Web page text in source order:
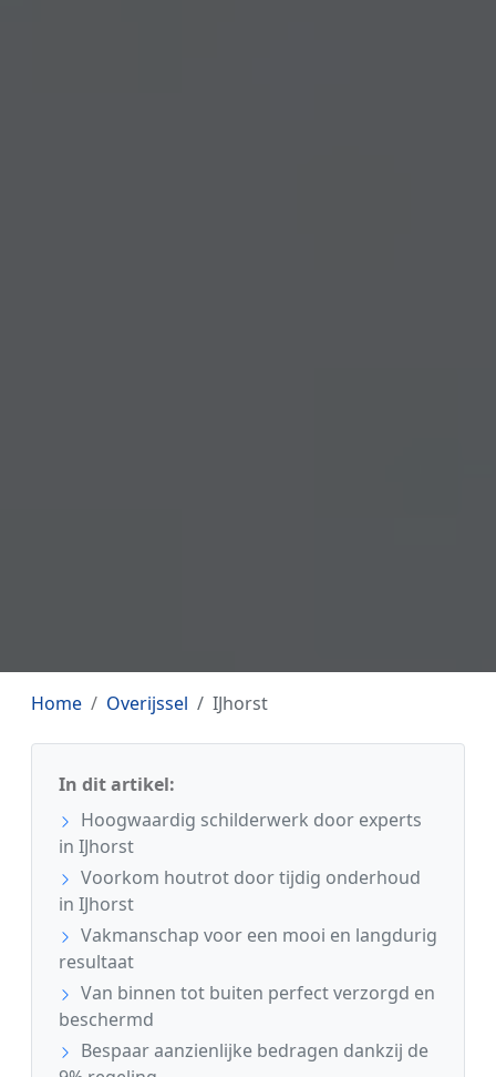
Home Overijssel IJhorst
In dit artikel:
Hoogwaardig schilderwerk door experts
in IJhorst
Voorkom houtrot door tijdig onderhoud
in IJhorst
Vakmanschap voor een mooi en langdurig
resultaat
Van binnen tot buiten perfect verzorgd en
beschermd
Bespaar aanzienlijke bedragen dankzij de